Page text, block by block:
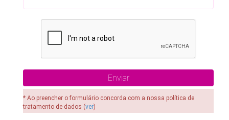
* Ao preencher o formulário concorda com a nossa política de
tratamento de dados (ver)